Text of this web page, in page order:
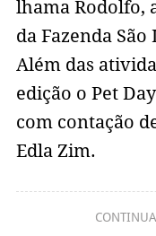
lhama Rodolfo,
da Fazenda
Além das
edição o Pet
com contação
Edla Zim.